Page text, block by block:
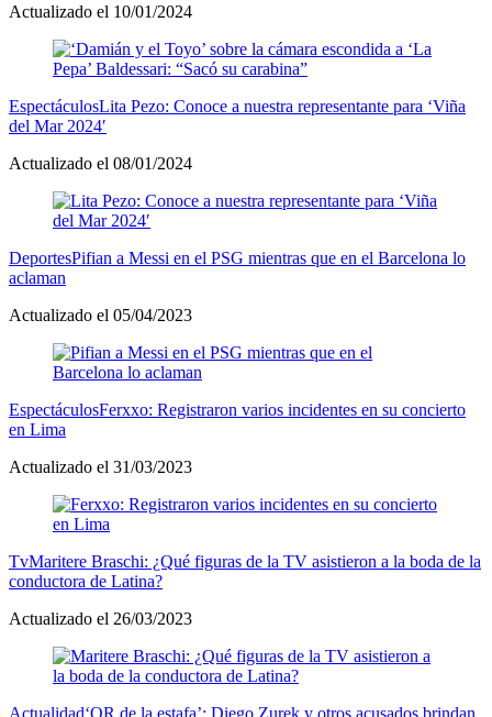
Actualizado el 10/01/2024
EspectáculosLita Pezo: Conoce a nuestra representante para ‘Viña
del Mar 2024′
Actualizado el 08/01/2024
DeportesPifian a Messi en el PSG mientras que en el Barcelona lo
aclaman
Actualizado el 05/04/2023
EspectáculosFerxxo: Registraron varios incidentes en su concierto
en Lima
Actualizado el 31/03/2023
TvMaritere Braschi: ¿Qué figuras de la TV asistieron a la boda de la
conductora de Latina?
Actualizado el 26/03/2023
Actualidad‘QR de la estafa’: Diego Zurek y otros acusados brindan